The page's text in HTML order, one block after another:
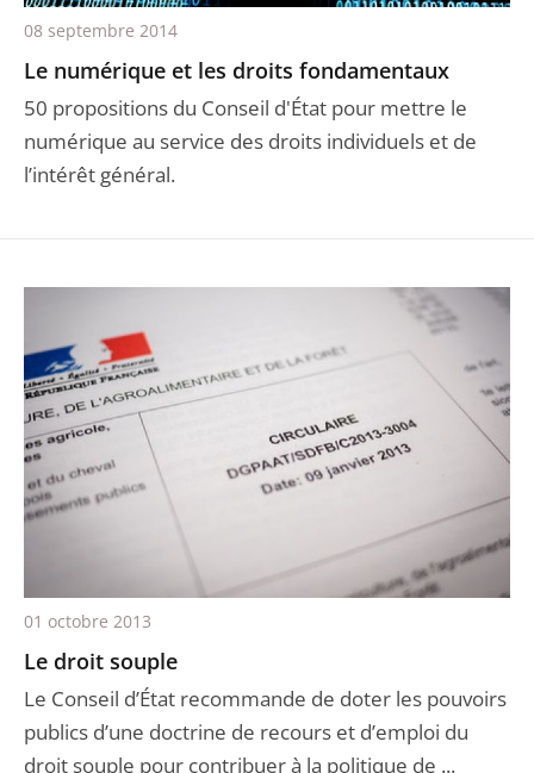
Le numérique et les droits fondamentaux
50 propositions du Conseil d'État pour mettre le
numérique au service des droits individuels et de
l’intérêt général.
08 septembre 2014
Le droit souple
Le Conseil d’État recommande de doter les pouvoirs
publics d’une doctrine de recours et d’emploi du
droit souple pour contribuer à la politique de ...
01 octobre 2013